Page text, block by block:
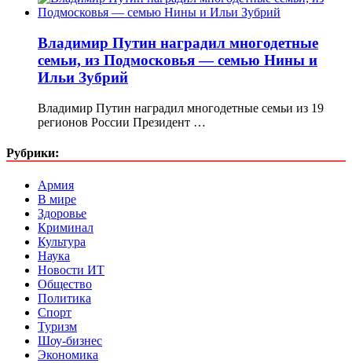
Владимир Путин наградил многодетные
семьи, из Подмосковья — семью Нины и
Ильи Зубрий
Владимир Путин наградил многодетные семьи из 19
регионов России Президент …
Рубрики:
Армия
В мире
Здоровье
Криминал
Культура
Наука
Новости ИТ
Общество
Политика
Спорт
Туризм
Шоу-бизнес
Экономика